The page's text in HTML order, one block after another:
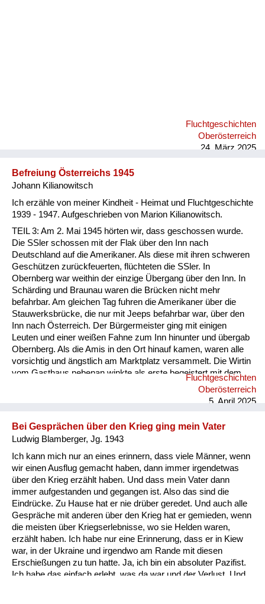
Fluchtgeschichten
Oberösterreich
24. März 2025
Befreiung Österreichs 1945
Johann Kilianowitsch
Ich erzähle von meiner Kindheit - Heimat und Fluchtgeschichte
1939 - 1947. Aufgeschrieben von Marion Kilianowitsch.
TEIL 3: Am 2. Mai 1945 hörten wir, dass geschossen wurde.
Die SSler schossen mit der Flak über den Inn nach
Deutschland auf die Amerikaner. Als diese mit ihren schweren
Geschützen zurückfeuerten, flüchteten die SSler. In
Obernberg war weithin der einzige Übergang über den Inn. In
Schärding und Braunau waren die Brücken nicht mehr
befahrbar. Am gleichen Tag fuhren die Amerikaner über die
Stauwerksbrücke, die nur mit Jeeps befahrbar war, über den
Inn nach Österreich. Der Bürgermeister ging mit einigen
Leuten und einer weißen Fahne zum Inn hinunter und übergab
Obernberg. Als die Amis in den Ort hinauf kamen, waren alle
vorsichtig und ängstlich am Marktplatz versammelt. Die Wirtin
vom Gasthaus nebenan winkte als erste begeistert mit dem
Taschentuch. Ab diesem Zeitpunkt waren die Menschen in
Österreich nicht mehr so freundlich und hilfsbereit zu uns
als „s’Gfrastleut, Banatergfrast schaut's, dass wieder
weiterkommt’s. Warum...
Fluchtgeschichten
Oberösterreich
5. April 2025
Bei Gesprächen über den Krieg ging mein Vater
Ludwig Blamberger, Jg. 1943
Ich kann mich nur an eines erinnern, dass viele Männer, wenn
wir einen Ausflug gemacht haben, dann immer irgendetwas
über den Krieg erzählt haben. Und dass mein Vater dann
immer aufgestanden und gegangen ist. Also das sind die
Eindrücke. Zu Hause hat er nie drüber geredet. Und auch alle
Gespräche mit anderen über den Krieg hat er gemieden, wenn
die meisten über Kriegserlebnisse, wo sie Helden waren,
erzählt haben. Ich habe nur eine Erinnerung, dass er in Kiew
war, in der Ukraine und irgendwo am Rande mit diesen
Erschießungen zu tun hatte. Ja, ich bin ein absoluter Pazifist.
Ich habe das einfach erlebt, was da war und der Verlust. Und